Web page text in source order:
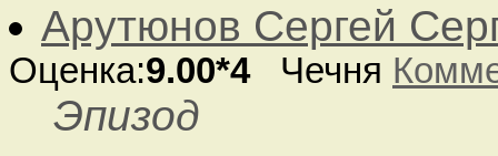
Арутюнов Сергей
Оценка:9.00*4Чечня
Эпизод